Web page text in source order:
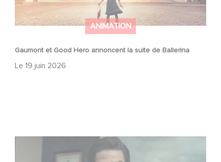
ANIMATION
Gaumont et Good Hero annoncent la suite de Ballerina
Le 19 juin 2026
Mexico 86, est à retrouver dès maintenant sur Netflix